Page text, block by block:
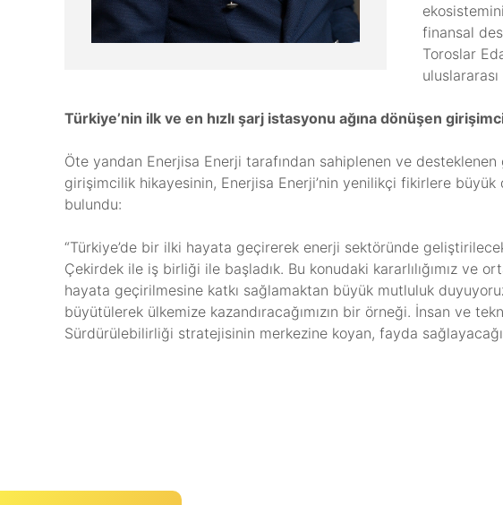
finansal
Toroslar
Türkiye’nin ilk ve en hızlı şarj istasyonu ağına dönüşen
Öte yandan Enerjisa Enerji tarafından sahiplenen ve
girişimcilik hikayesinin, Enerjisa Enerji’nin yenilikçi fikirlere büyük
bulundu:
“Türkiye’de bir ilki hayata geçirerek enerji sektöründe
Çekirdek ile iş birliği ile başladık. Bu konudaki kararlılığımız
hayata geçirilmesine katkı sağlamaktan büyük mutluluk
büyütülerek ülkemize kazandıracağımızın bir örneği. İnsan ve
Sürdürülebilirliği stratejisinin merkezine koyan, fayda